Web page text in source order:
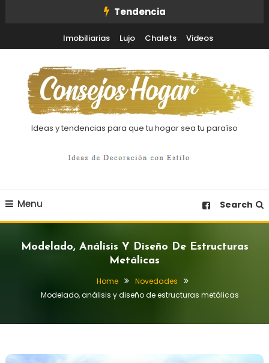
Tendencia
Imobiliarias Lujo Chalets Videos
Ideas y tendencias para que tu hogar sea tu paraíso
Menu Search
Modelado, Análisis Y Diseño De Estructuras
Metálicas
Home
Novedades
Modelado, análisis y diseño de estructuras metálicas